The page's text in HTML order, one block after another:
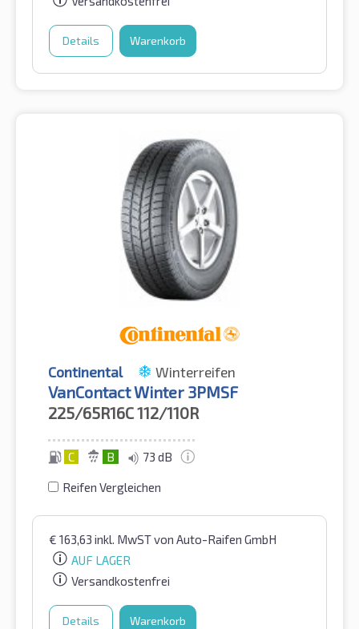
Details Warenkorb
Continental Winterreifen
VanContact Winter 3PMSF
225/65R16C112/110R
C B 73 dB
Reifen Vergleichen
€ 163,63 inkl. MwSTvon Auto-Raifen GmbH
AUF LAGER
Versandkostenfrei
Details Warenkorb